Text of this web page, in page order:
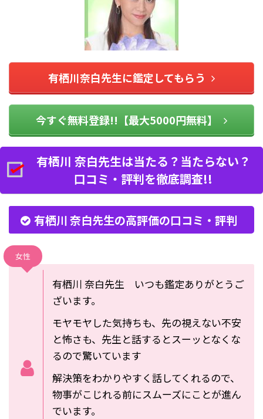
有栖川奈白先生に鑑定してもらう
今すぐ無料登録!!【最大5000円無料】
有栖川 奈白先生は当たる？当たらない？
口コミ・評判を徹底調査!!
有栖川 奈白先生の高評価の口コミ・評判
女性
有栖川 奈白先生 いつも鑑定ありがとうご
ざいます。
モヤモヤした気持ちも、先の視えない不安
と怖さも、先生と話するとスーッとなくな
るので驚いています
解決策をわかりやすく話してくれるので、
物事がこじれる前にスムーズにことが進ん
でいます。